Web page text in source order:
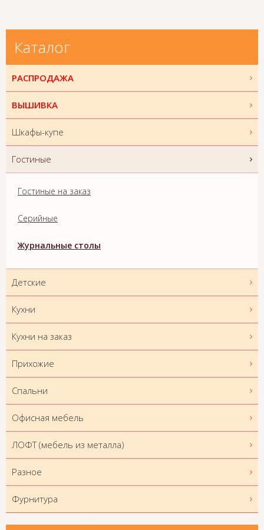
Каталог
РАСПРОДАЖА
ВЫШИВКА
Шкафы-купе
Гостиные
Гостиные на заказ
Серийные
Журнальные столы
Детские
Кухни
Кухни на заказ
Прихожие
Спальни
Офисная мебель
ЛОФТ (мебель из металла)
Разное
Фурнитура